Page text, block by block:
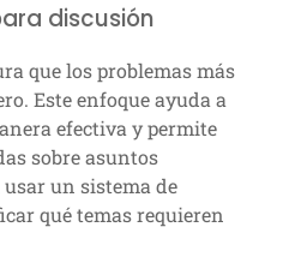
discusión
que los problemas más
Este enfoque ayuda a
efectiva y permite
sobre asuntos
un sistema de
qué temas requieren